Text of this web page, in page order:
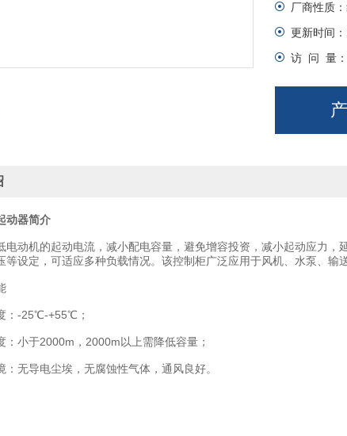
厂商性质：
更新时间：
访 问 量：
动器简介
机的起动电流，减小配电容量，避免增容投资，减小起动应力，
等设定，可适应多种负载情况。该控制柜广泛应用于风机、水泵、输
-25℃-+55℃；
小于2000m，2000m以上需降低容量；
无导电尘埃，无腐蚀性气体，通风良好。